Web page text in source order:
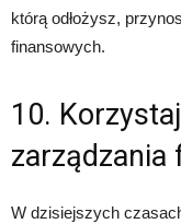
którą odłożysz,
finansowych.
10.
zarządzania
W dzisiejszych